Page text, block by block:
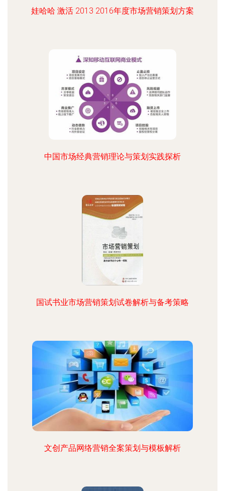
娃哈哈 激活 2013 2016年度市场营销策划方案
中国市场经典营销理论与策划实践探析
国试书业市场营销策划试卷解析与备考策略
文创产品网络营销全案策划与模板解析